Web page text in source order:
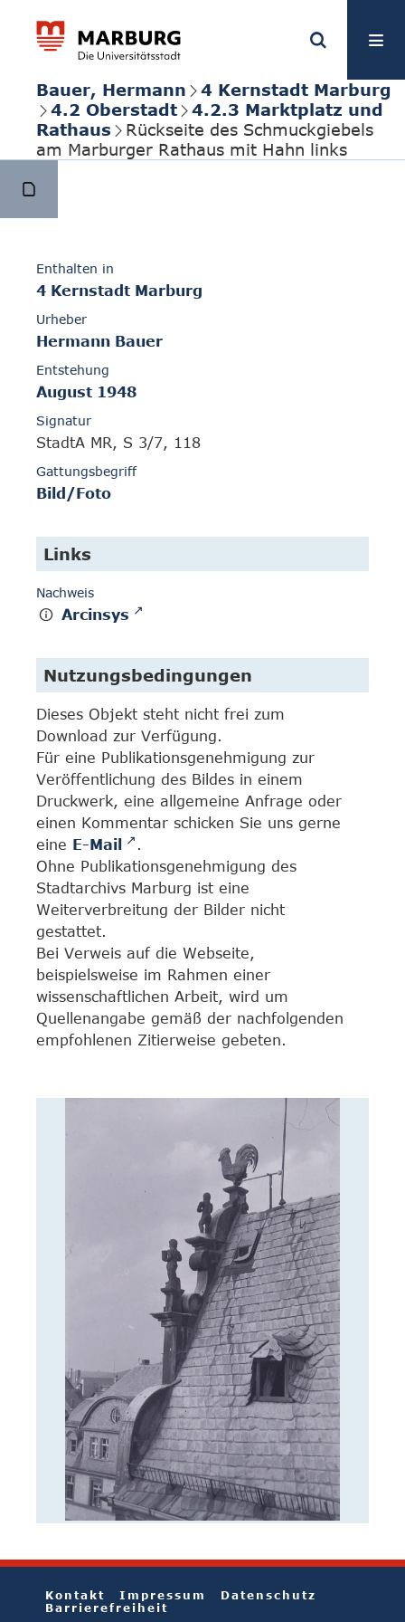
Bauer, Hermann
4 Kernstadt Marburg
4.2 Oberstadt
4.2.3 Marktplatz und
Rathaus
Rückseite des Schmuckgiebels
am Marburger Rathaus mit Hahn links
Enthalten in
4 Kernstadt Marburg
Urheber
Hermann Bauer
Entstehung
August 1948
Signatur
StadtA MR, S 3/7, 118
Gattungsbegriff
Bild/Foto
Links
Nachweis
Arcinsys
Nutzungsbedingungen
Dieses Objekt steht nicht frei zum
Download zur Verfügung.
Für eine Publikationsgenehmigung zur
Veröffentlichung des Bildes in einem
Druckwerk, eine allgemeine Anfrage oder
einen Kommentar schicken Sie uns gerne
eine E-Mail
.
Ohne Publikationsgenehmigung des
Stadtarchivs Marburg ist eine
Weiterverbreitung der Bilder nicht
gestattet.
Bei Verweis auf die Webseite,
beispielsweise im Rahmen einer
wissenschaftlichen Arbeit, wird um
Quellenangabe gemäß der nachfolgenden
empfohlenen Zitierweise gebeten.
Kontakt Impressum
Datenschutz
Barrierefreiheit